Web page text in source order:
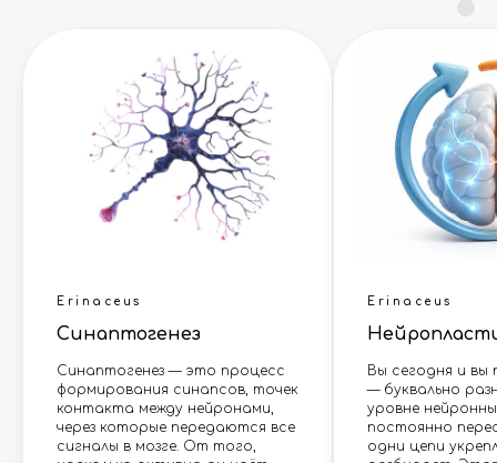
Erinaceus
Синаптогенез
Синаптогенез — это процесс
формирования синапсов, точек
контакта между нейронами,
через которые передаются все
сигналы в мозге. От того,
Erinaceus
Вы сегодня и вы
— буквально
уровне
постоянно
одни цепи